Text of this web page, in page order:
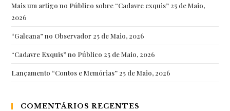
de
de…
Mais um artigo no Público sobre “Cadavre exquis” 25 de Maio,
2026
“Galeana” no Observador 25 de Maio, 2026
“Cadavre Exquis” no Público 25 de Maio, 2026
Lançamento “Contos e Memórias” 25 de Maio, 2026
COMENTÁRIOS RECENTES